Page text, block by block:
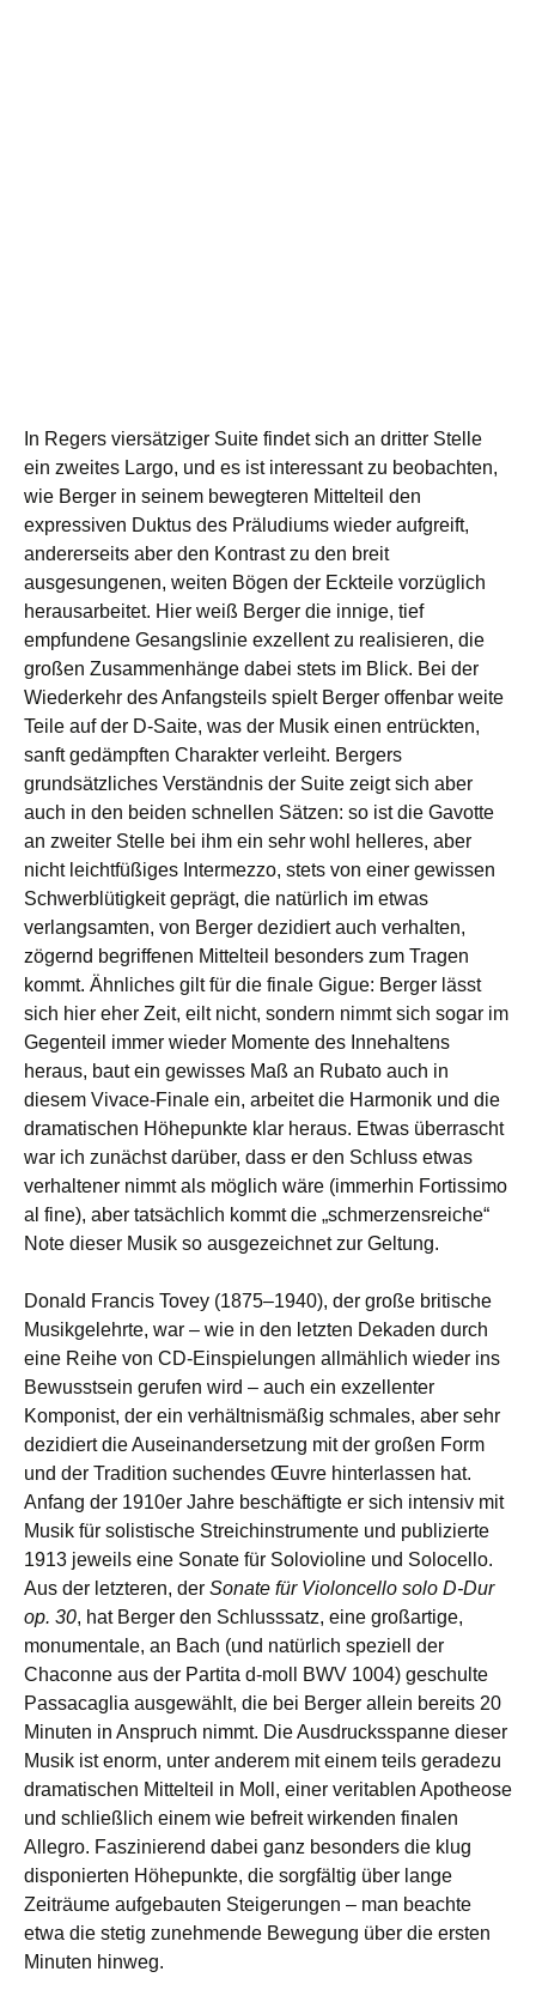
In Regers viersätziger Suite findet sich an dritter Stelle
ein zweites Largo, und es ist interessant zu beobachten,
wie Berger in seinem bewegteren Mittelteil den
expressiven Duktus des Präludiums wieder aufgreift,
andererseits aber den Kontrast zu den breit
ausgesungenen, weiten Bögen der Eckteile vorzüglich
herausarbeitet. Hier weiß Berger die innige, tief
empfundene Gesangslinie exzellent zu realisieren, die
großen Zusammenhänge dabei stets im Blick. Bei der
Wiederkehr des Anfangsteils spielt Berger offenbar weite
Teile auf der D-Saite, was der Musik einen entrückten,
sanft gedämpften Charakter verleiht. Bergers
grundsätzliches Verständnis der Suite zeigt sich aber
auch in den beiden schnellen Sätzen: so ist die Gavotte
an zweiter Stelle bei ihm ein sehr wohl helleres, aber
nicht leichtfüßiges Intermezzo, stets von einer gewissen
Schwerblütigkeit geprägt, die natürlich im etwas
verlangsamten, von Berger dezidiert auch verhalten,
zögernd begriffenen Mittelteil besonders zum Tragen
kommt. Ähnliches gilt für die finale Gigue: Berger lässt
sich hier eher Zeit, eilt nicht, sondern nimmt sich sogar im
Gegenteil immer wieder Momente des Innehaltens
heraus, baut ein gewisses Maß an Rubato auch in
diesem Vivace-Finale ein, arbeitet die Harmonik und die
dramatischen Höhepunkte klar heraus. Etwas überrascht
war ich zunächst darüber, dass er den Schluss etwas
verhaltener nimmt als möglich wäre (immerhin Fortissimo
al fine), aber tatsächlich kommt die „schmerzensreiche“
Note dieser Musik so ausgezeichnet zur Geltung.
Donald Francis Tovey (1875–1940), der große britische
Musikgelehrte, war – wie in den letzten Dekaden durch
eine Reihe von CD-Einspielungen allmählich wieder ins
Bewusstsein gerufen wird – auch ein exzellenter
Komponist, der ein verhältnismäßig schmales, aber sehr
dezidiert die Auseinandersetzung mit der großen Form
und der Tradition suchendes Œuvre hinterlassen hat.
Anfang der 1910er Jahre beschäftigte er sich intensiv mit
Musik für solistische Streichinstrumente und publizierte
1913 jeweils eine Sonate für Solovioline und Solocello.
Aus der letzteren, der Sonate für Violoncello solo D-Dur
op. 30, hat Berger den Schlusssatz, eine großartige,
monumentale, an Bach (und natürlich speziell der
Chaconne aus der Partita d-moll BWV 1004) geschulte
Passacaglia ausgewählt, die bei Berger allein bereits 20
Minuten in Anspruch nimmt. Die Ausdrucksspanne dieser
Musik ist enorm, unter anderem mit einem teils geradezu
dramatischen Mittelteil in Moll, einer veritablen Apotheose
und schließlich einem wie befreit wirkenden finalen
Allegro. Faszinierend dabei ganz besonders die klug
disponierten Höhepunkte, die sorgfältig über lange
Zeiträume aufgebauten Steigerungen – man beachte
etwa die stetig zunehmende Bewegung über die ersten
Minuten hinweg.